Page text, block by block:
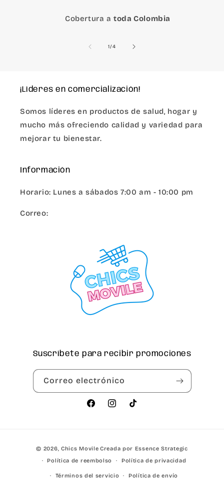
Cobertura atoda Colombia
1/de
4
¡Líderes en comercialización!
Somos líderes en productos de salud, hogar y
mucho más ofreciendo calidad y variedad para
mejorar tu bienestar.
Información
Horario: Lunes a sábados 7:00 am - 10:00 pm
Correo:
Suscríbete para recibir promociones
Correo electrónico
FacebookInstagramTikTok
© 2026, Chics Movile Creada por Essence Strategic
Política de reembolso
Política de privacidad
Términos del servicio Política de envío